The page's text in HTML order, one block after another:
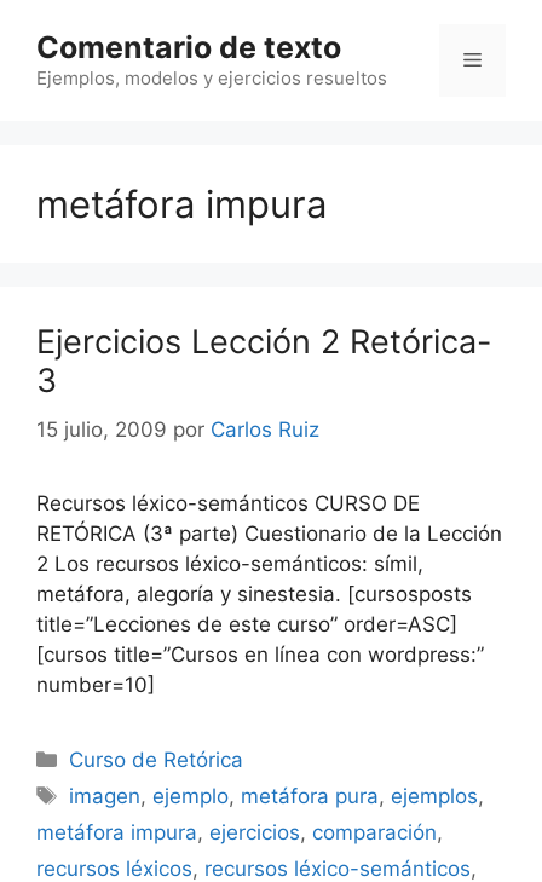
contenido
Comentario de texto
Ejemplos, modelos y ejercicios resueltos
Menú
metáfora impura
Ejercicios Lección 2 Retórica-
3
15 julio, 2009 por Carlos Ruiz
Recursos léxico-semánticos CURSO DE
RETÓRICA (3ª parte) Cuestionario de la Lección
2 Los recursos léxico-semánticos: símil,
metáfora, alegoría y sinestesia. [cursosposts
title=”Lecciones de este curso” order=ASC]
[cursos title=”Cursos en línea con wordpress:”
number=10]
Categorías
Curso de Retórica
Etiquetas
imagen, ejemplo, metáfora pura, ejemplos,
metáfora impura, ejercicios, comparación,
recursos léxicos, recursos léxico-semánticos,